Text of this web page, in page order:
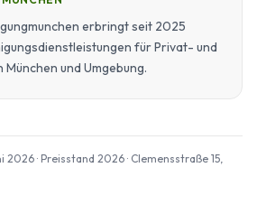
erbringt seit 2025
für Privat- und
und Umgebung.
· Preisstand 2026 · Clemensstraße 15,